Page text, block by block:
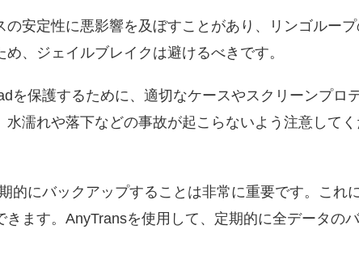
の安定性に悪影響を及ぼすことがあり、リンゴルー
、ジェイルブレイクは避けるべきです。
を保護するために、適切なケースやスクリーンプロ
濡れや落下などの事故が起こらないよう注意してく
的にバックアップすることは非常に重要です。これ
ます。AnyTransを使用して、定期的に全データの